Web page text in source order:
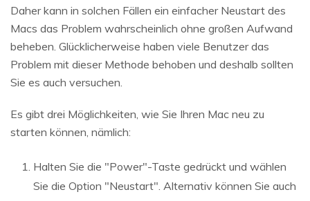
Daher kann in solchen Fällen ein einfacher Neustart des
Macs das Problem wahrscheinlich ohne großen Aufwand
beheben. Glücklicherweise haben viele Benutzer das
Problem mit dieser Methode behoben und deshalb sollten
Sie es auch versuchen.
Es gibt drei Möglichkeiten, wie Sie Ihren Mac neu zu
starten können, nämlich:
Halten Sie die "Power"-Taste gedrückt und wählen
Sie die Option "Neustart". Alternativ können Sie auch